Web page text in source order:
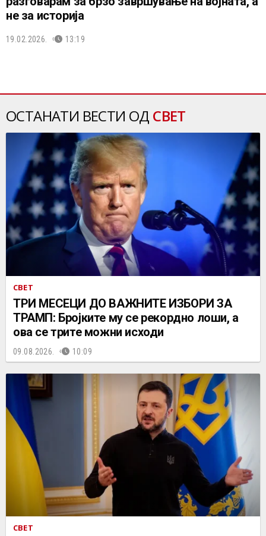
не за историја
19.02.2026. 13:19
ОСТАНАТИ ВЕСТИ ОД СВЕТ
СВЕТ
ТРИ МЕСЕЦИ ДО ВАЖНИТЕ ИЗБОРИ ЗА
ТРАМП: Бројките му се рекордно лоши, а
ова се трите можни исходи
09.08.2026. 10:09
СВЕТ